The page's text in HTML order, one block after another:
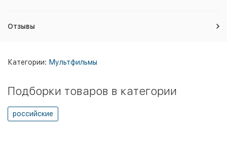
Отзывы
Категории: Мультфильмы
Подборки товаров в категории
российские